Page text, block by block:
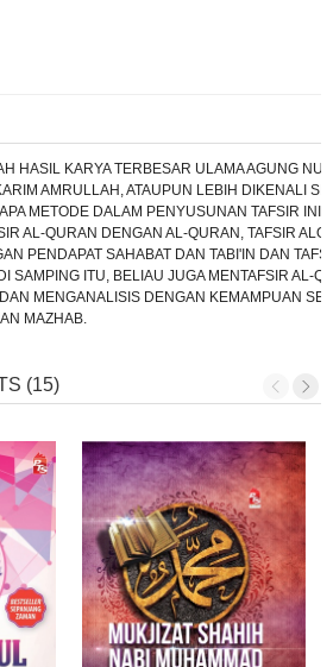
HASIL KARYA TERBESAR ULAMA AGUNG
AMRULLAH, ATAUPUN LEBIH DIKENALI
METODE DALAM PENYUSUNAN TAFSIR INI,
AL-QURAN DENGAN AL-QURAN, TAFSIR
PENDAPAT SAHABAT DAN TABI'IN DAN
SAMPING ITU, BELIAU JUGA MENTAFSIR AL-
MENGANALISIS DENGAN KEMAMPUAN
MAZHAB.
(15)
FIL
..
MUKJIZAT SHAHIH NABI
MUHAMMAD S.A.W ..